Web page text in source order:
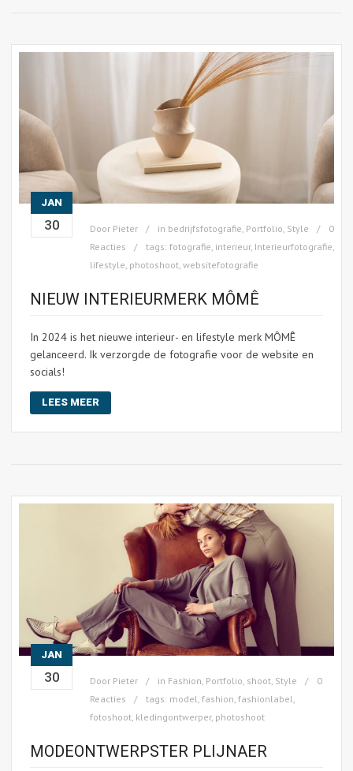
JAN
30 Door Pieter in bedrijfsfotografie, Portfolio, Style
0
Reacties
tags: fotografie, interieur, Interieurfotografie,
lifestyle, photoshoot, websitefotografie
NIEUW INTERIEURMERK MÔMÊ
In 2024 is het nieuwe interieur- en lifestyle merk MÔMÊ
gelanceerd. Ik verzorgde de fotografie voor de website en
socials!
LEES MEER
JAN
30 Door Pieter in Fashion Portfolio shoot Style
0
Reacties
tags: model fashion fashionlabel
fotoshoot kledingontwerper, photoshoot
MODEONTWERPSTER PLIJNAER